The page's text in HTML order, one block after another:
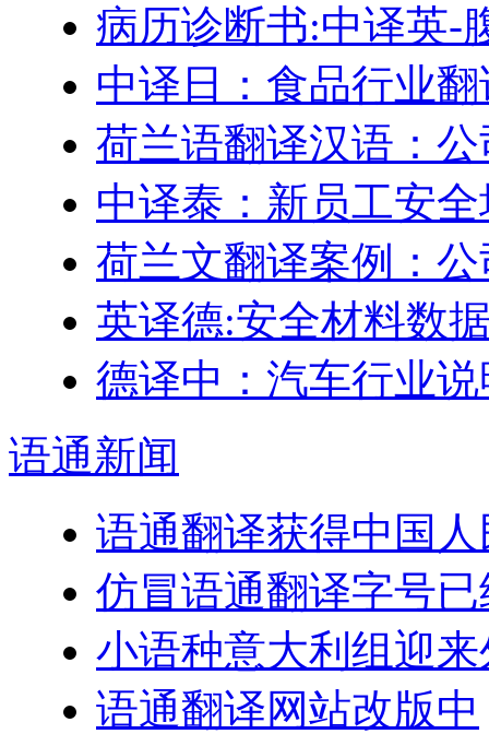
病历诊断书:中译英-
中译日：食品行业翻
荷兰语翻译汉语：
中译泰：新员工安
荷兰文翻译案例：
英译德:安全材料数
德译中：汽车行业
语通新闻
语通翻译获得中国
仿冒语通翻译字号
小语种意大利组迎
语通翻译网站改版中